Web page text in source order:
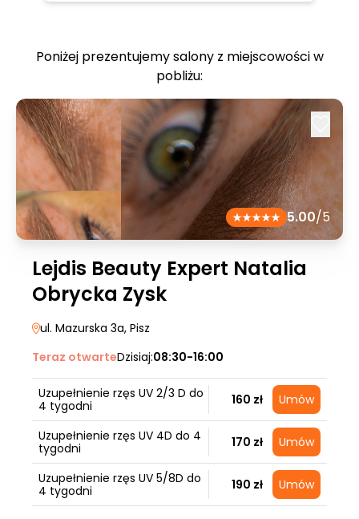
Poniżej prezentujemy salony z miejscowości w
pobliżu:
5.00/5
Lejdis Beauty Expert Natalia
Obrycka Zysk
ul. Mazurska 3a, Pisz
Teraz otwarteDzisiaj:08:30-16:00
Uzupełnienie rzęs UV 2/3 D do
4 tygodni
160 zł Umów
Uzupełnienie rzęs UV 4D do 4
tygodni
170 zł Umów
Uzupełnienie rzęs UV 5/8D do
4 tygodni
190 zł Umów